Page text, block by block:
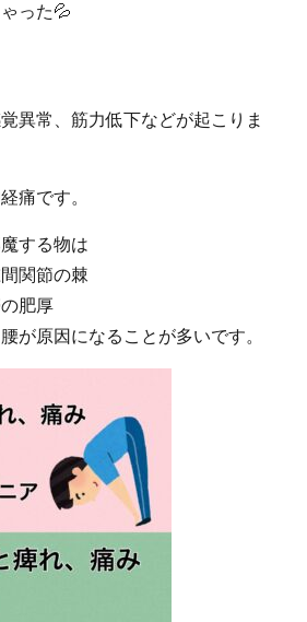
った💦
異常、筋力低下などが起こりま
痛です。
する物は
関節の棘
肥厚
が原因になることが多いです。